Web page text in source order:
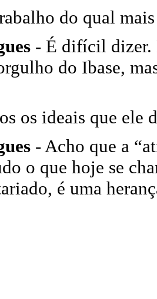
do qual
- É difícil dizer.
do Ibase,
os ideais que ele
- Acho que a
o que hoje se
é uma